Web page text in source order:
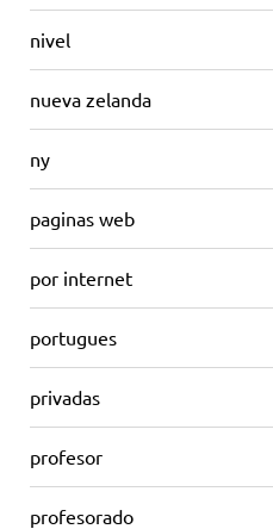
nivel
nueva zelanda
ny
paginas web
por internet
portugues
privadas
profesor
profesorado